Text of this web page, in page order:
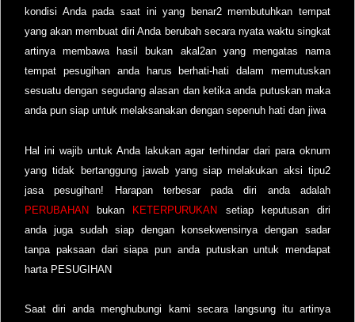
kondisi Anda pada saat ini yang benar2 membutuhkan tempat
yang akan membuat diri Anda berubah secara nyata waktu singkat
artinya membawa hasil bukan akal2an yang mengatas nama
tempat pesugihan anda harus berhati-hati dalam memutuskan
sesuatu dengan segudang alasan dan ketika anda putuskan maka
anda pun siap untuk melaksanakan dengan sepenuh hati dan jiwa
Hal ini wajib untuk Anda lakukan agar terhindar dari para oknum
yang tidak bertanggung jawab yang siap melakukan aksi tipu2
jasa pesugihan! Harapan terbesar pada diri anda adalah
PERUBAHAN bukan KETERPURUKAN setiap keputusan diri
anda juga sudah siap dengan konsekwensinya dengan sadar
tanpa paksaan dari siapa pun anda putuskan untuk mendapat
harta PESUGIHAN
Saat diri anda menghubungi kami secara langsung itu artinya